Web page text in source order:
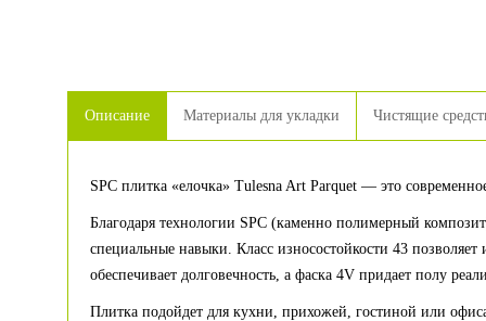
Описание Материалы для укладки Чистящие
SPC плитка «елочка» Tulesna Art Parquet — это
Благодаря технологии SPC (каменно полимерный
специальные навыки. Класс износостойкости 43
обеспечивает долговечность, а фаска 4V придает полу
Плитка подойдет для кухни, прихожей, гостиной или